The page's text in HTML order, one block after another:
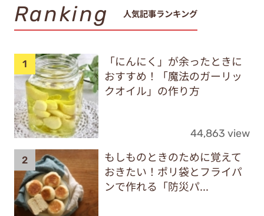
Ranking 人気記事ランキング
「にんにく」が余ったときに
おすすめ！「魔法のガーリッ
クオイル」の作り方
44,863 view
もしものときのために覚えて
おきたい！ポリ袋とフライパ
ンで作れる「防災パ...